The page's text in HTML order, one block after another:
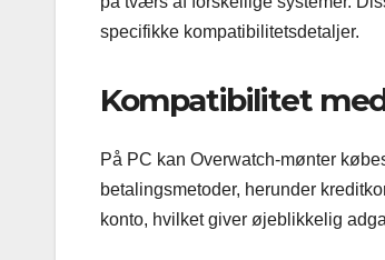
specifikke kompatibilitetsdetaljer.
Kompatibilitet
På PC kan Overwatch-mønter
betalingsmetoder, herunder
konto, hvilket giver øjeblikkelig